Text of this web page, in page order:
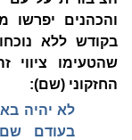
והכהנים יפרשו
בקודש ללא
שהטעימו
החזקוני (שם):
לא יהיה
בעודם